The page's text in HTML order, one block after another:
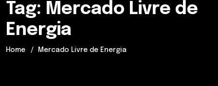
Tag: Mercado Livre de
Energia
Home Mercado Livre de Energia